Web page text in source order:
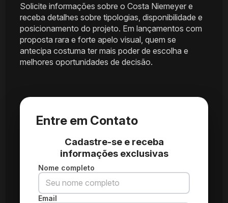
Solicite informações sobre o Costa Niemeyer e
receba detalhes sobre tipologias, disponibilidade e
posicionamento do projeto. Em lançamentos com
proposta rara e forte apelo visual, quem se
antecipa costuma ter mais poder de escolha e
melhores oportunidades de decisão.
Entre em Contato
Cadastre-se e receba
informações exclusivas
Nome completo
Email